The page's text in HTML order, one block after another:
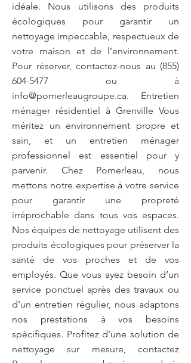
idéale. Nous utilisons des produits
écologiques pour garantir un
nettoyage impeccable, respectueux de
votre maison et de l’environnement.
Pour réserver, contactez-nous au (855)
604-5477 ou à
info@pomerleaugroupe.ca. Entretien
ménager résidentiel à Grenville Vous
méritez un environnement propre et
sain, et un entretien ménager
professionnel est essentiel pour y
parvenir. Chez Pomerleau, nous
mettons notre expertise à votre service
pour garantir une propreté
irréprochable dans tous vos espaces.
Nos équipes de nettoyage utilisent des
produits écologiques pour préserver la
santé de vos proches et de vos
employés. Que vous ayez besoin d’un
service ponctuel après des travaux ou
d’un entretien régulier, nous adaptons
nos prestations à vos besoins
spécifiques. Profitez d’une solution de
nettoyage sur mesure, contactez